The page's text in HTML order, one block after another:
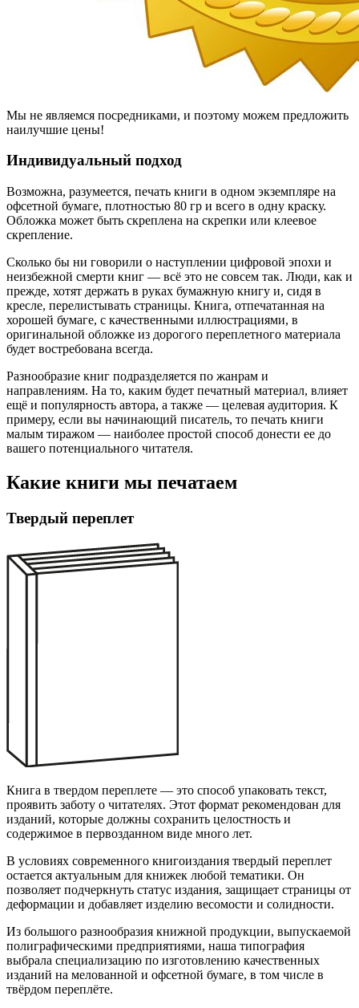
Мы не являемся посредниками, и поэтому можем предложить
наилучшие цены!
Индивидуальный подход
Возможна, разумеется, печать книги в одном экземпляре на
офсетной бумаге, плотностью 80 гр и всего в одну краску.
Обложка может быть скреплена на скрепки или клеевое
скрепление.
Сколько бы ни говорили о наступлении цифровой эпохи и
неизбежной смерти книг — всё это не совсем так. Люди, как и
прежде, хотят держать в руках бумажную книгу и, сидя в
кресле, перелистывать страницы. Книга, отпечатанная на
хорошей бумаге, с качественными иллюстрациями, в
оригинальной обложке из дорогого переплетного материала
будет востребована всегда.
Разнообразие книг подразделяется по жанрам и
направлениям. На то, каким будет печатный материал, влияет
ещё и популярность автора, а также — целевая аудитория. К
примеру, если вы начинающий писатель, то печать книги
малым тиражом — наиболее простой способ донести ее до
вашего потенциального читателя.
Какие книги мы печатаем
Твердый переплет
Книга в твердом переплете — это способ упаковать текст,
проявить заботу о читателях. Этот формат рекомендован для
изданий, которые должны сохранить целостность и
содержимое в первозданном виде много лет.
В условиях современного книгоиздания твердый переплет
остается актуальным для книжек любой тематики. Он
позволяет подчеркнуть статус издания, защищает страницы от
деформации и добавляет изделию весомости и солидности.
Из большого разнообразия книжной продукции, выпускаемой
полиграфическими предприятиями, наша типография
выбрала специализацию по изготовлению качественных
изданий на мелованной и офсетной бумаге, в том числе в
твёрдом переплёте.